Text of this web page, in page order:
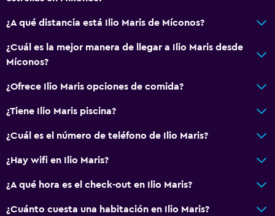
¿A qué distancia está Ilio Maris de Míconos?
¿Cuál es la mejor manera de llegar a Ilio Maris desde
Míconos?
¿Ofrece Ilio Maris opciones de comida?
¿Tiene Ilio Maris piscina?
¿Cuál es el número de teléfono de Ilio Maris?
¿Hay wifi en Ilio Maris?
¿A qué hora es el check-out en Ilio Maris?
¿Cuánto cuesta una habitación en Ilio Maris?